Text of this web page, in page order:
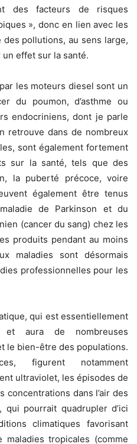
des facteurs de risques
», donc en lien avec les
pollutions, au sens large,
effet sur la santé.
les moteurs diesel sont un
du poumon, d’asthme ou
endocriniens, dont je parle
retrouve dans de nombreux
sont également fortement
sur la santé, tels que des
la puberté précoce, voire
également être tenus
de Parkinson et du
(cancer du sang) chez les
produits pendant au moins
maladies sont désormais
professionnelles pour les
qui est essentiellement
et aura de nombreuses
le bien-être des populations.
figurent notamment
ultraviolet, les épisodes de
concentrations dans l’air des
qui pourrait quadrupler d’ici
climatiques favorisant
maladies tropicales (comme